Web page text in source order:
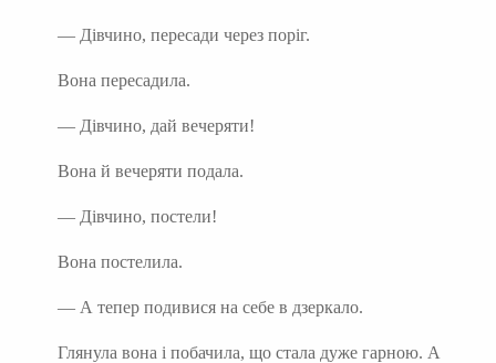
— Дівчино, пересади через поріг.
Вона пересадила.
— Дівчино, дай вечеряти!
Вона й вечеряти подала.
— Дівчино, постели!
Вона постелила.
— А тепер подивися на себе в дзеркало.
Глянула вона і побачила, що стала дуже гарною. А